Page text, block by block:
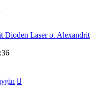
Dioden Laser o. Alexandrit